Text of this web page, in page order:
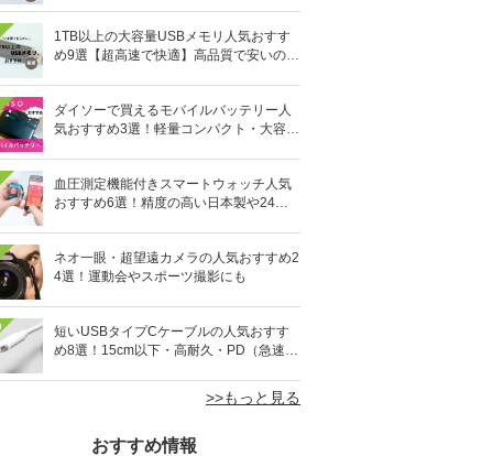
1TB以上の大容量USBメモリ人気おすす
め9選【超高速で快適】高品質で安いのは
ダイソーで買えるモバイルバッテリー人
気おすすめ3選！軽量コンパクト・大容量
血圧測定機能付きスマートウォッチ人気
おすすめ6選！精度の高い日本製や24時
ネオ一眼・超望遠カメラの人気おすすめ2
4選！運動会やスポーツ撮影にも
短いUSBタイプCケーブルの人気おすす
め8選！15cm以下・高耐久・PD（急速充
>>もっと見る
おすすめ情報